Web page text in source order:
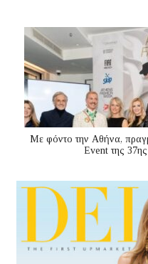
Με φόντο την Αθήνα,
Event της